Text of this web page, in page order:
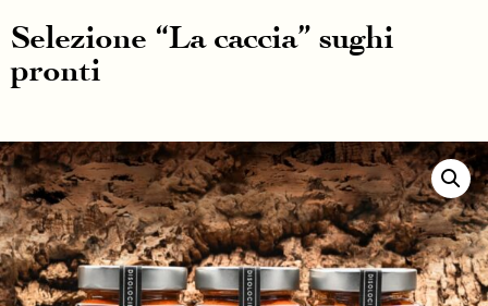
Selezione “La caccia” sughi
pronti